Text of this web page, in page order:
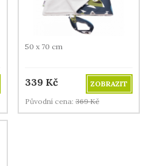
50 x 70 cm
339 Kč
ZOBRAZIT
Původní cena: 369 Kč